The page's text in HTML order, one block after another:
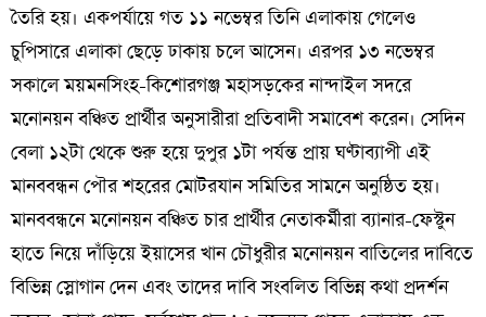
তৈরি হয়। একপর্যায়ে গত ১১ নভেম্বর তিনি এলাকায় গেলেও
চুপিসারে এলাকা ছেড়ে ঢাকায় চলে আসেন। এরপর ১৩ নভেম্বর
সকালে ময়মনসিংহ-কিশোরগঞ্জ মহাসড়কের নান্দাইল সদরে
মনোনয়ন বঞ্চিত প্রার্থীর অনুসারীরা প্রতিবাদী সমাবেশ করেন। সেদিন
বেলা ১২টা থেকে শুরু হয়ে দুপুর ১টা পর্যন্ত প্রায় ঘণ্টাব্যাপী এই
মানববন্ধন পৌর শহরের মোটরযান সমিতির সামনে অনুষ্ঠিত হয়।
মানববন্ধনে মনোনয়ন বঞ্চিত চার প্রার্থীর নেতাকর্মীরা ব্যানার-ফেস্টুন
হাতে নিয়ে দাঁড়িয়ে ইয়াসের খান চৌধুরীর মনোনয়ন বাতিলের দাবিতে
বিভিন্ন স্লোগান দেন এবং তাদের দাবি সংবলিত বিভিন্ন কথা প্রদর্শন